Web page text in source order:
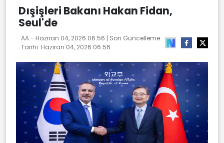
Dışişleri Bakanı Hakan Fidan,
Seul'de
AA - Haziran 04, 2026 06:56 | Son Güncelleme
Tarihi: Haziran 04, 2026 06:56